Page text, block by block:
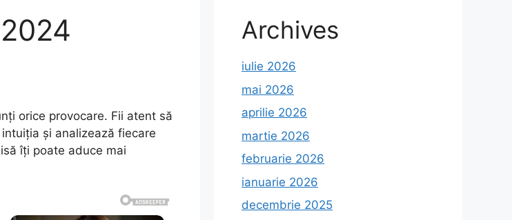
orice provocare. Fii atent să
și analizează fiecare
îți poate aduce mai
Archives
iulie 2026
mai 2026
aprilie 2026
martie 2026
februarie 2026
ianuarie 2026
decembrie 2025